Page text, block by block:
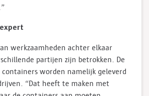
werkzaamheden achter elkaar
partijen zijn betrokken. De
worden namelijk geleverd
“Dat heeft te maken met